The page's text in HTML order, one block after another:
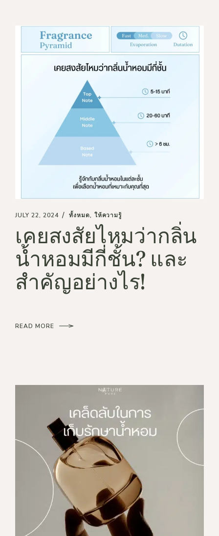
JULY 22, 2024 ทั้งหมด ให้ความรู้
เคยสงสัยไหมว่ากลิ่น
น้ำหอมมีกี่ชั้น? และ
สำคัญอย่างไร!
READ MORE